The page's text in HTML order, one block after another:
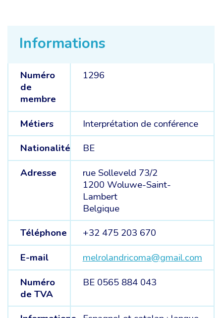
Informations
Numéro
de
membre
1296
Métiers
Interprétation de conférence
Nationalité
BE
Adresse
rue Solleveld 73/2
1200 Woluwe-Saint-
Lambert
Belgique
Téléphone
+32 475 203 670
E-mail
melrolandricoma@gmail.com
Numéro
de TVA
BE 0565 884 043